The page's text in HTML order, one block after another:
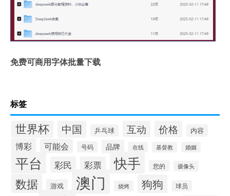
免费可商用字体批量下载
标签
世界杯 中国 乒乓球 互动 价格 内容
博彩 可能会 号码 品牌 在线 基督教 婚姻
平台 彩民 彩票 快手 您的 摄像头
数据 游戏 澳门 烧烤 狗狗 球员